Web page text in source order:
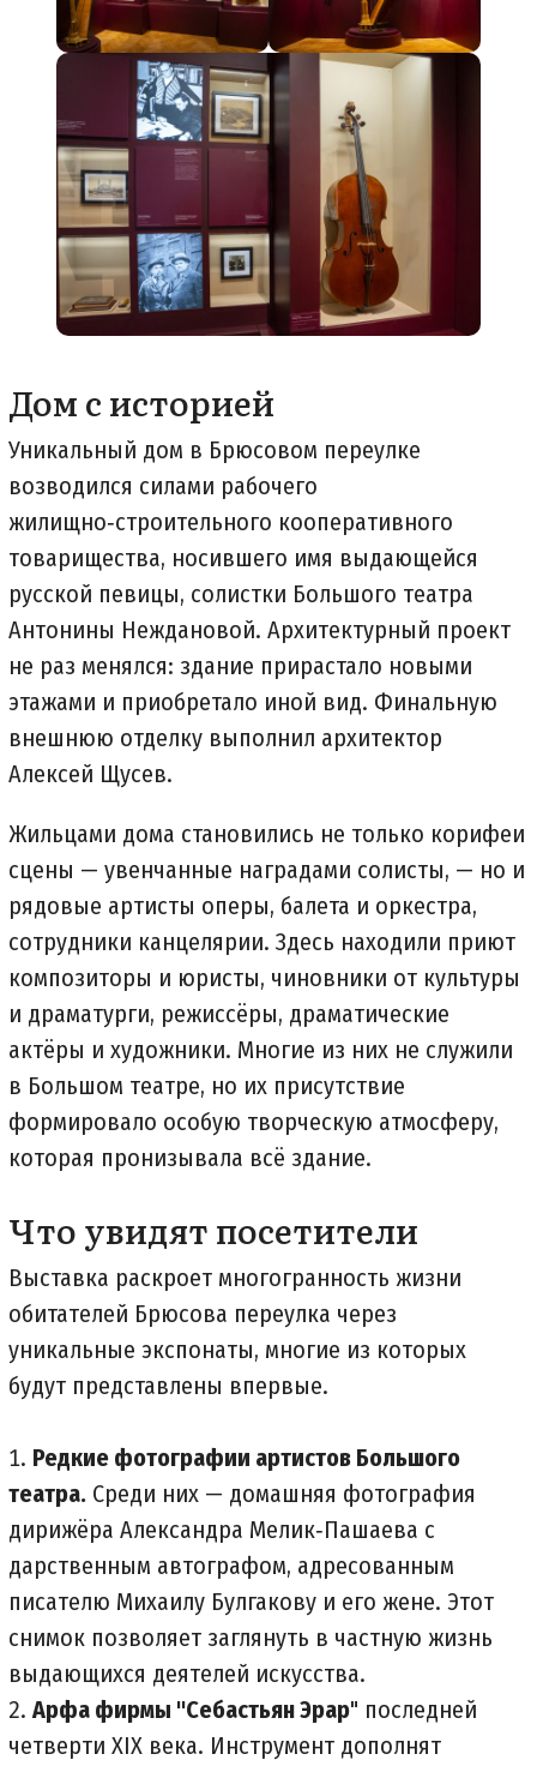
Дом с историей
Уникальный дом в Брюсовом переулке
возводился силами рабочего
жилищно‑строительного кооперативного
товарищества, носившего имя выдающейся
русской певицы, солистки Большого театра
Антонины Неждановой. Архитектурный проект
не раз менялся: здание прирастало новыми
этажами и приобретало иной вид. Финальную
внешнюю отделку выполнил архитектор
Алексей Щусев.
Жильцами дома становились не только корифеи
сцены — увенчанные наградами солисты, — но и
рядовые артисты оперы, балета и оркестра,
сотрудники канцелярии. Здесь находили приют
композиторы и юристы, чиновники от культуры
и драматурги, режиссёры, драматические
актёры и художники. Многие из них не служили
в Большом театре, но их присутствие
формировало особую творческую атмосферу,
которая пронизывала всё здание.
Что увидят посетители
Выставка раскроет многогранность жизни
обитателей Брюсова переулка через
уникальные экспонаты, многие из которых
будут представлены впервые.
Редкие фотографии артистов Большого
театра. Среди них — домашняя фотография
дирижёра Александра Мелик‑Пашаева с
дарственным автографом, адресованным
писателю Михаилу Булгакову и его жене. Этот
снимок позволяет заглянуть в частную жизнь
выдающихся деятелей искусства.
Арфа фирмы "Себастьян Эрар" последней
четверти XIX века. Инструмент дополнят